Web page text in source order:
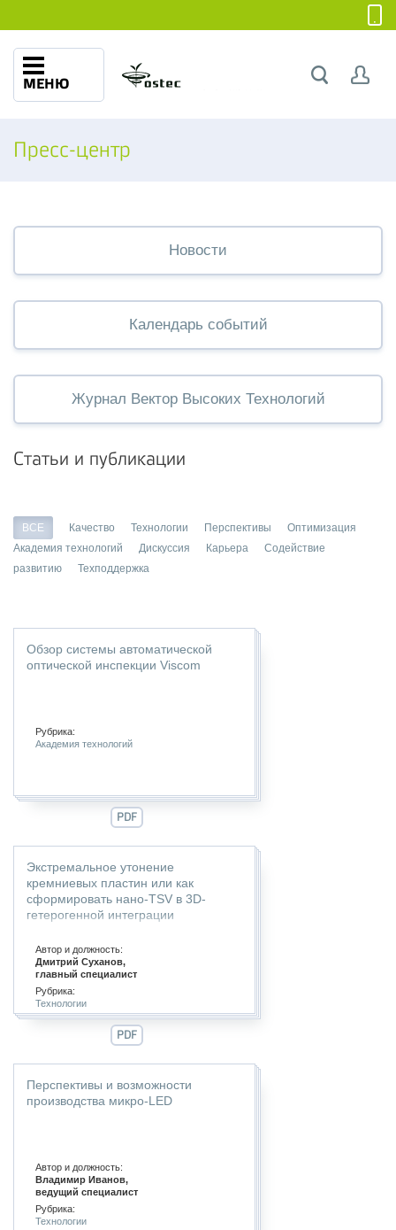
МЕНЮ
Пресс-центр
Новости
Календарь событий
Журнал Вектор Высоких Технологий
Статьи и публикации
ВСЕ Качество Технологии Перспективы
Оптимизация
Академия технологий
Дискуссия Карьера
Содействие
развитию
Техподдержка
Обзор системы автоматической
оптической инспекции Viscom
Рубрика:
Академия технологий
PDF
Экстремальное утонение
кремниевых пластин или как
сформировать нано-TSV в 3D-
гетерогенной интеграции
Автор и должность:
Дмитрий Суханов,
главный специалист
Рубрика:
Технологии
PDF
Перспективы и возможности
производства микро-LED
Автор и должность:
Владимир Иванов,
ведущий специалист
Рубрика:
Технологии